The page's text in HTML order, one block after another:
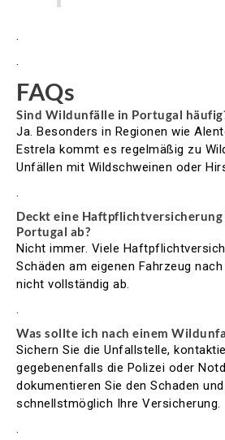
.
.
FAQs
Sind Wildunfälle in Portugal
Ja. Besonders in Regionen wie
Estrela kommt es regelmäßig zu
Unfällen mit Wildschweinen oder
.
Deckt eine
Portugal ab?
Nicht immer. Viele
Schäden am eigenen Fahrzeug nach
nicht vollständig ab.
.
Was sollte ich nach einem
Sichern Sie die Unfallstelle,
gegebenenfalls die Polizei oder
dokumentieren Sie den Schaden
schnellstmöglich Ihre Versicherung.
.